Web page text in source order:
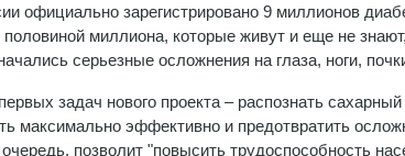
официально зарегистрировано 9 миллионов
миллиона, которые живут и еще не
серьезные осложнения на глаза, ноги,
задач нового проекта – распознать
максимально эффективно и предотвратить
позволит "повысить трудоспособность